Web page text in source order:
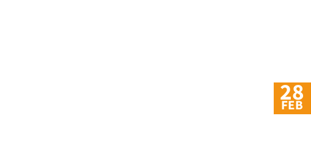
28
FEB